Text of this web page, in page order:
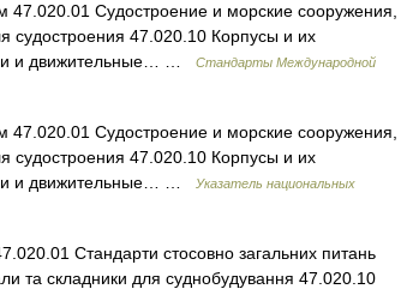
Судостроение и морские сооружения,
47.020.10 Корпусы и их
и движительные… …
Стандарты Международной
Судостроение и морские сооружения,
47.020.10 Корпусы и их
и движительные… …
Указатель национальных
Стандарти стосовно загальних питань
та складники для суднобудування 47.020.10